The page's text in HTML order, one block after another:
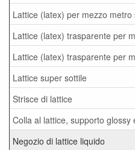
Lattice (latex) per mezzo metro
Lattice (latex) trasparente per
Lattice (latex) trasparente per
Lattice super sottile
Strisce di lattice
Colla al lattice, supporto glossy
Negozio di lattice liquido